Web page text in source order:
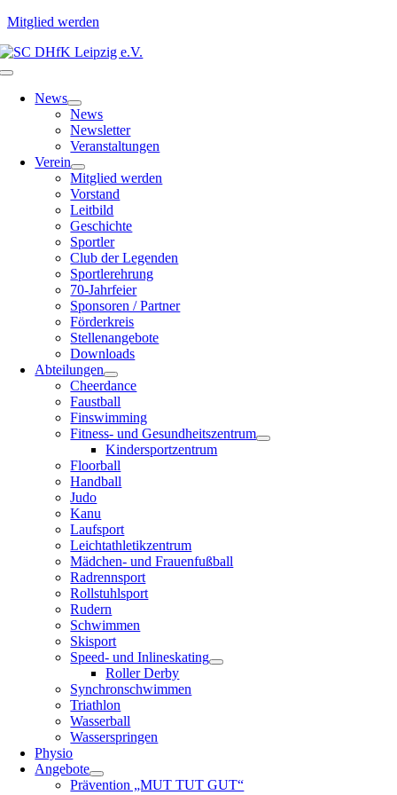
Mitglied werden
Zum
Inhalt
Toggle
NavigationNews
News
Newsletter
Veranstaltungen
Verein
Mitglied werden
Vorstand
Leitbild
Geschichte
Sportler
Club der Legenden
Sportlerehrung
70-Jahrfeier
Sponsoren / Partner
Förderkreis
Stellenangebote
Downloads
Abteilungen
Cheerdance
Faustball
Finswimming
Fitness- und Gesundheitszentrum
Kindersportzentrum
Floorball
Handball
Judo
Kanu
Laufsport
Leichtathletikzentrum
Mädchen- und Frauenfußball
Radrennsport
Rollstuhlsport
Rudern
Schwimmen
Skisport
Speed- und Inlineskating
Roller Derby
Synchronschwimmen
Triathlon
Wasserball
Wasserspringen
Physio
Angebote
Prävention „MUT TUT GUT“